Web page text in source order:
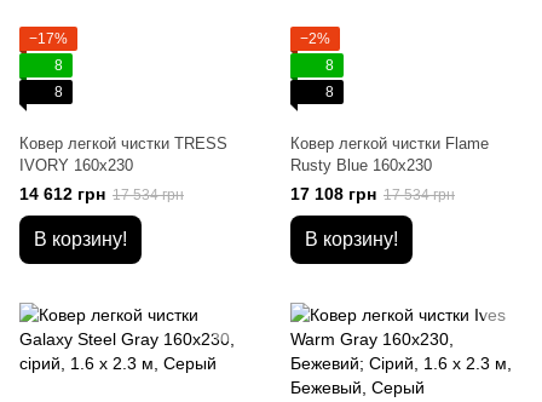
−17%
8
8
Ковер легкой чистки TRESS
IVORY 160x230
14 612 грн 17 534 грн
В корзину!
−2%
8
8
Ковер легкой чистки Flame
Rusty Blue 160x230
17 108 грн 17 534 грн
В корзину!